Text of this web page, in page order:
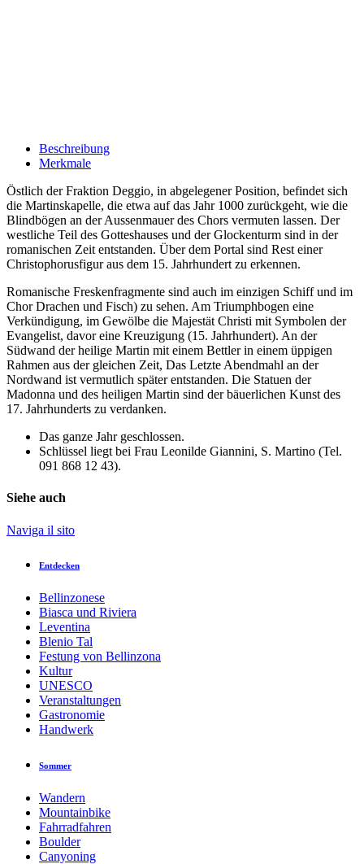
Beschreibung
Merkmale
Östlich der Fraktion Deggio, in abgelegener Position, befindet sich
die Martinskapelle, die etwa auf das Jahr 1000 zurückgeht, wie die
Blindbögen an der Aussenmauer des Chors vermuten lassen. Der
westliche Teil des Gotteshauses und der Glockenturm sind in der
romanischen Zeit entstanden. Über dem Portal sind Rest einer
Christophorusfigur aus dem 15. Jahrhundert zu erkennen.
Romanische Freskenfragmente sind auch im einzigen Schiff und im
Chor Drachen und Fisch) zu sehen. Am Triumphbogen eine
Verkündigung, im Gewölbe die Majestät Christi mit Symbolen der
Evangelist, davor eine Kreuzigung (15. Jahrhundert). An der
Südwand der heilige Martin mit einem Bettler in einem üppigen
Rahmen aus der gleichen Zeit, Das Letzte Abendmahl an der
Nordwand ist vermutlich später entstanden. Die Statuen der
Madonna und des heiligen Martin sind der bäuerlichen Kunst des
17. Jahrhunderts zu verdanken.
Das ganze Jahr geschlossen.
Schlüssel liegt bei Frau Leonilde Giannini, S. Martino (Tel.
091 868 12 43).
Siehe auch
Naviga il sito
Entdecken
Bellinzonese
Biasca und Riviera
Leventina
Blenio Tal
Festung von Bellinzona
Kultur
UNESCO
Veranstaltungen
Gastronomie
Handwerk
Sommer
Wandern
Mountainbike
Fahrradfahren
Boulder
Canyoning